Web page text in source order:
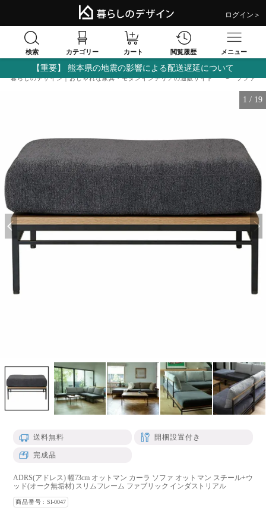
ログイン＞
検索 カテゴリー カート 閲覧履歴 メニュー
【重要】 熊本県の地震の影響による配送遅延について
暮らしのデザイン｜おしゃれな家具・モダンインテリアの通販サイト ソファ
1 / 19
送料無料 開梱設置付き
完成品
ADRS(アドレス) 幅73cm オットマン カーラ ソファ オットマン スチール+ウ
ッド(オーク無垢材) スリムフレーム ファブリック インダストリアル
商品番号 SI-0047